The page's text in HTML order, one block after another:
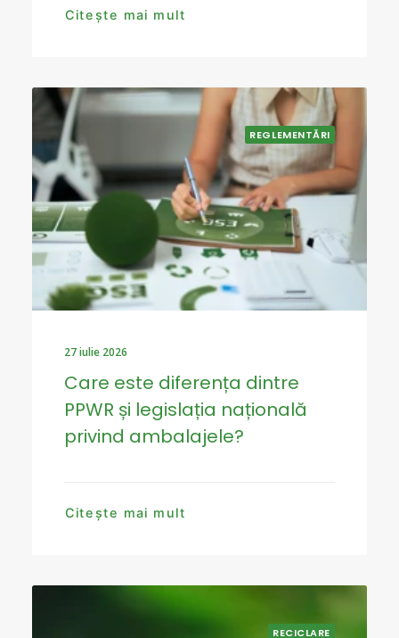
Citește mai mult
REGLEMENTĂRI
27 iulie 2026
Care este diferența dintre
PPWR și legislația națională
privind ambalajele?
Citește mai mult
RECICLARE